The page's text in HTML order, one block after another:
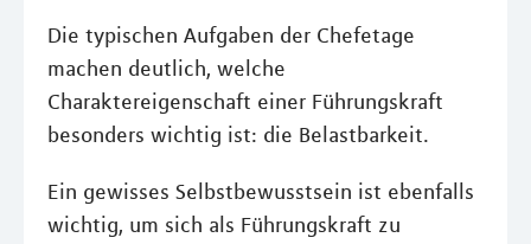
Die typischen Aufgaben der Chefetage
machen deutlich, welche
Charaktereigenschaft einer Führungskraft
besonders wichtig ist: die Belastbarkeit.
Ein gewisses Selbstbewusstsein ist ebenfalls
wichtig, um sich als Führungskraft zu